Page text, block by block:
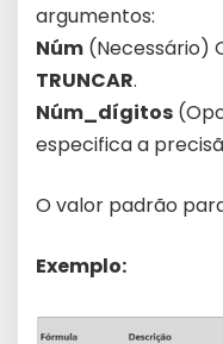
argumentos:
Núm (Necessário)
TRUNCAR.
Núm_dígitos
especifica a
O valor padrão
Exemplo: